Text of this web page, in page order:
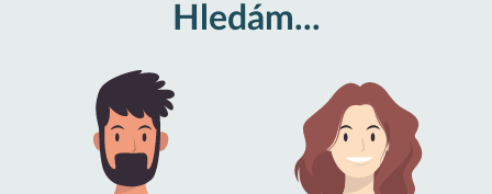
Hledám...